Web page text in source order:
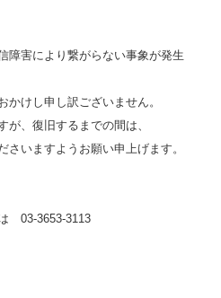
障害により繋がらない事象が発生
かけし申し訳ございません。
が、復旧するまでの間は、
いますようお願い申上げます。
03-3653-3113